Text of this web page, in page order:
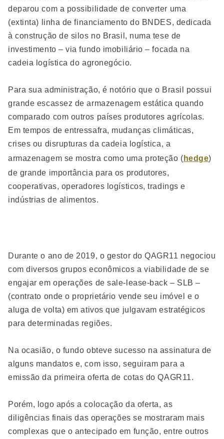
deparou com a possibilidade de converter uma
(extinta) linha de financiamento do BNDES, dedicada
à construção de silos no Brasil, numa tese de
investimento – via fundo imobiliário – focada na
cadeia logística do agronegócio.
Para sua administração, é notório que o Brasil possui
grande escassez de armazenagem estática quando
comparado com outros países produtores agrícolas.
Em tempos de entressafra, mudanças climáticas,
crises ou disrupturas da cadeia logística, a
armazenagem se mostra como uma proteção ( hedge)
de grande importância para os produtores,
cooperativas, operadores logísticos, tradings e
indústrias de alimentos.
Durante o ano de 2019, o gestor do QAGR11 negociou
com diversos grupos econômicos a viabilidade de se
engajar em operações de sale-lease-back – SLB –
(contrato onde o proprietário vende seu imóvel e o
aluga de volta) em ativos que julgavam estratégicos
para determinadas regiões.
Na ocasião, o fundo obteve sucesso na assinatura de
alguns mandatos e, com isso, seguiram para a
emissão da primeira oferta de cotas do QAGR11.
Porém, logo após a colocação da oferta, as
diligências finais das operações se mostraram mais
complexas que o antecipado em função, entre outros